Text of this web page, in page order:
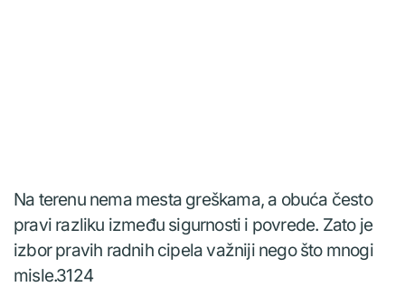
Na terenu nema mesta greškama, a obuća često
pravi razliku između sigurnosti i povrede. Zato je
izbor pravih radnih cipela važniji nego što mnogi
misle.3124